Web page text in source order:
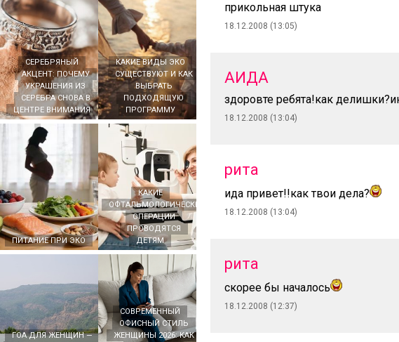
СЕРЕБРЯНЫЙ
АКЦЕНТ: ПОЧЕМУ
УКРАШЕНИЯ ИЗ
СЕРЕБРА СНОВА В
ЦЕНТРЕ ВНИМАНИЯ
КАКИЕ ВИДЫ ЭКО
СУЩЕСТВУЮТ И КАК
ВЫБРАТЬ
ПОДХОДЯЩУЮ
ПРОГРАММУ
ПИТАНИЕ ПРИ ЭКО
КАКИЕ
ОФТАЛЬМОЛОГИЧЕСКИЕ
ОПЕРАЦИИ
ПРОВОДЯТСЯ
ДЕТЯМ
ГОА ДЛЯ ЖЕНЩИН —
СОВРЕМЕННЫЙ
ОФИСНЫЙ СТИЛЬ
ЖЕНЩИНЫ 2026: КАК
прикольная штука
18.12.2008 (13:05)
АИДА
здоровте ребята!как
18.12.2008 (13:04)
рита
ида привет!!как твои дела?
18.12.2008 (13:04)
рита
скорее бы началось
18.12.2008 (12:37)